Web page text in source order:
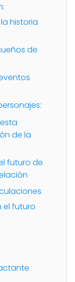
historia
de
de la
futuro de
el futuro